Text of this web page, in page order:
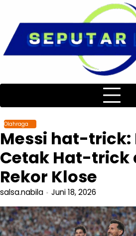
content
Olahraga
Messi hat-trick:
Cetak Hat-trick
Rekor Klose
salsa.nabila Juni 18, 2026